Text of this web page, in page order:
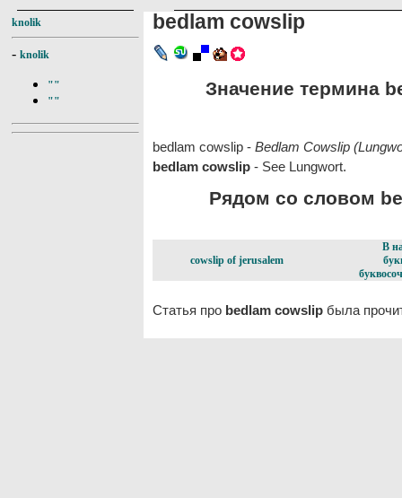
knolik
- knolik
""
""
bedlam cowslip
Значение термина
bedlam cowslip - Bedlam Cowslip
bedlam cowslip - See Lungwort.
Рядом со словом
cowslip of jerusalem
В
Статья про bedlam cowslip была